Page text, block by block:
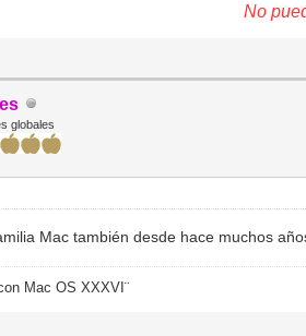
No
globales
Mac también desde hace muchos
Mac OS XXXVI¨